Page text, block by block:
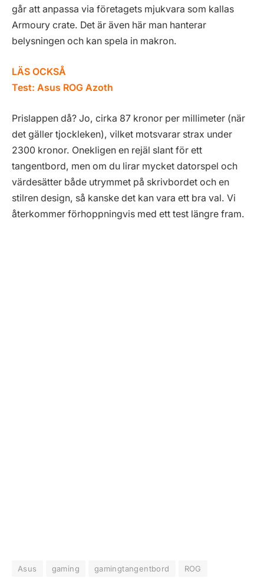
går att anpassa via företagets mjukvara som kallas
Armoury crate. Det är även här man hanterar
belysningen och kan spela in makron.
LÄS OCKSÅ
Test: Asus ROG Azoth
Prislappen då? Jo, cirka 87 kronor per millimeter (när
det gäller tjockleken), vilket motsvarar strax under
2300 kronor. Onekligen en rejäl slant för ett
tangentbord, men om du lirar mycket datorspel och
värdesätter både utrymmet på skrivbordet och en
stilren design, så kanske det kan vara ett bra val. Vi
återkommer förhoppningvis med ett test längre fram.
Asus gaming gamingtangentbord
ROG